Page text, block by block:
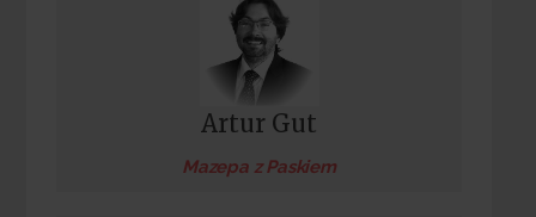
Artur Gut
Mazepa z Paskiem